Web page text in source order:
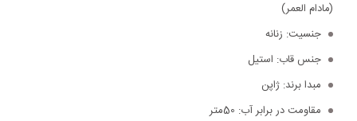
(مادام العمر)
جنسیت: زنانه
جنس قاب: استیل
مبدا برند: ژاپن
مقاومت در برابر آب: 50متر